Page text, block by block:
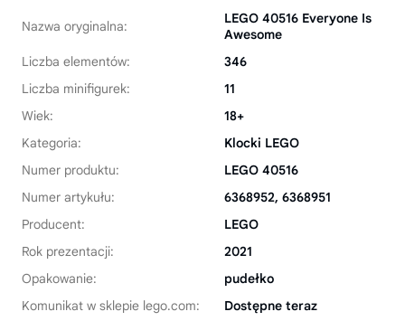
Nazwa oryginalna:
LEGO 40516 Everyone Is
Awesome
Liczba elementów:
346
Liczba minifigurek:
11
Wiek:
18+
Kategoria:
Klocki LEGO
Numer produktu:
LEGO 40516
Numer artykułu:
6368952, 6368951
Producent:
LEGO
Rok prezentacji:
2021
Opakowanie:
pudełko
Komunikat w sklepie lego.com:
Dostępne teraz